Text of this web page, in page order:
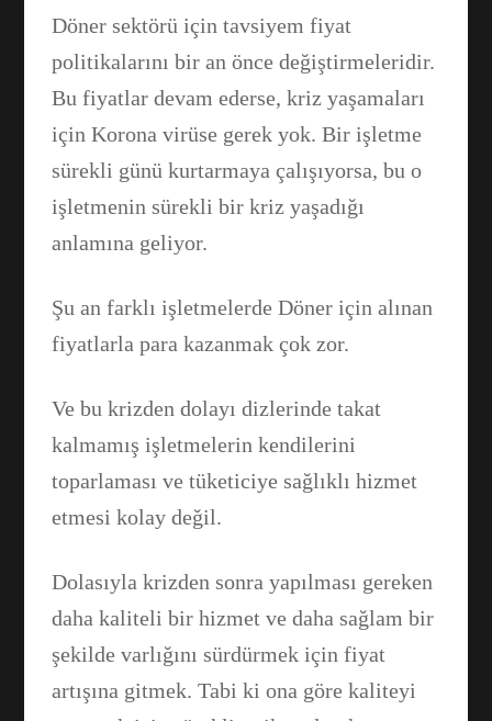
Döner sektörü için tavsiyem fiyat
politikalarını bir an önce değiştirmeleridir.
Bu fiyatlar devam ederse, kriz yaşamaları
için Korona virüse gerek yok. Bir işletme
sürekli günü kurtarmaya çalışıyorsa, bu o
işletmenin sürekli bir kriz yaşadığı
anlamına geliyor.
Şu an farklı işletmelerde Döner için alınan
fiyatlarla para kazanmak çok zor.
Ve bu krizden dolayı dizlerinde takat
kalmamış işletmelerin kendilerini
toparlaması ve tüketiciye sağlıklı hizmet
etmesi kolay değil.
Dolasıyla krizden sonra yapılması gereken
daha kaliteli bir hizmet ve daha sağlam bir
şekilde varlığını sürdürmek için fiyat
artışına gitmek. Tabi ki ona göre kaliteyi